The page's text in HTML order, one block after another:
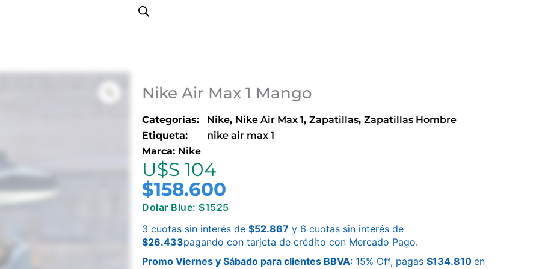
Nike Air Max 1 Mango
Categorías: Nike, Nike Air Max 1,Zapatillas,Zapatillas Hombre
Etiqueta:
nike air max 1
Marca: Nike
U$S 104
$158.600
Dolar Blue: $1525
3 cuotas sin interés de$52.867 y 6 cuotas sin interés de
$26.433pagando con tarjeta de crédito con Mercado Pago.
Promo Viernes y Sábado para clientes BBVA: 15% Off, pagas$134.810 en